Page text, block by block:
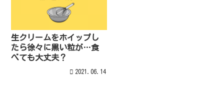
生クリームをホイップし
たら徐々に黒い粒が…食
べても大丈夫？
2021.06.14